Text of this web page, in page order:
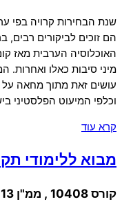
שנת הבחירות קרויה בפי
הם זוכים לביקורים רבים,
האוכלוסיה הערבית מאז
מיני סיבות כאלו ואחרות.
עושים זאת מתוך מחאה על
וכלפי המיעוט הפלסטיני
קרא עוד
מבוא ללימודי
קורס 10408 , ממ"ן 13